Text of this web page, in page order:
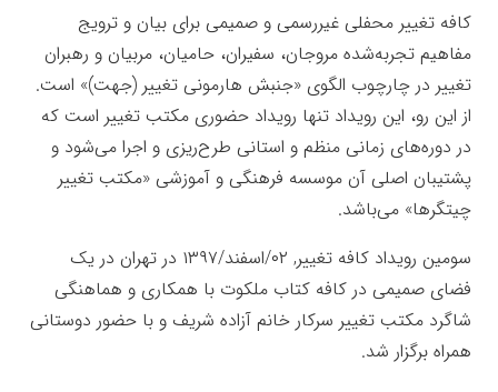
کافه تغییر محفلی غیررسمی و صمیمی برای بیان و ترویج
مفاهیم تجربه‌شده مروجان، سفیران، حامیان، مربیان و رهبران
تغییر در چارچوب الگوی «جنبش هارمونی تغییر (جهت)» است.
از این رو، این رویداد تنها رویداد حضوری مکتب تغییر است که
در دوره‌های زمانی منظم و استانی طرح‌ریزی و اجرا می‌شود و
پشتیبان اصلی آن موسسه فرهنگی و آموزشی «مکتب تغییر
چیتگرها» می‌باشد.
سومین رویداد کافه تغییر, ۰۲/اسفند/۱۳۹۷ در تهران در یک
فضای صمیمی در کافه کتاب ملکوت با همکاری و هماهنگی
شاگرد مکتب تغییر سرکار خانم‌ آزاده شریف و با حضور دوستانی
همراه برگزار شد.